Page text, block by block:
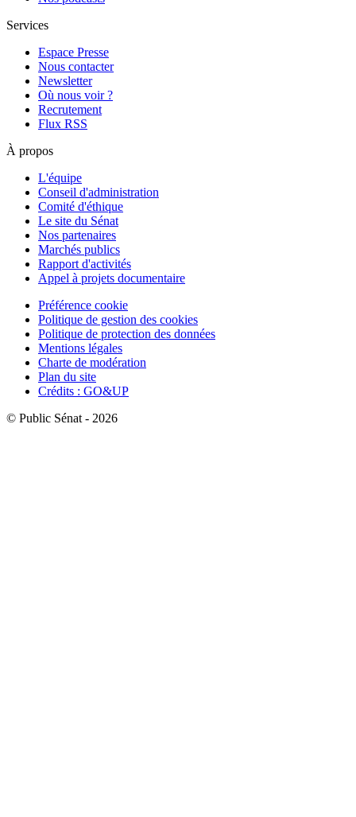
Services
Espace Presse
Nous contacter
Newsletter
Où nous voir ?
Recrutement
Flux RSS
À propos
L'équipe
Conseil d'administration
Comité d'éthique
Le site du Sénat
Nos partenaires
Marchés publics
Rapport d'activités
Appel à projets documentaire
Préférence cookie
Politique de gestion des cookies
Politique de protection des données
Mentions légales
Charte de modération
Plan du site
Crédits : GO&UP
© Public Sénat - 2026